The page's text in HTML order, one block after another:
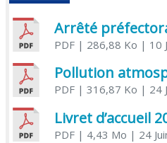
PDF| 286,88 Ko | 10
Pollution
PDF| 316,87 Ko | 24
Livret d’accueil
PDF| 4,43 Mo | 24